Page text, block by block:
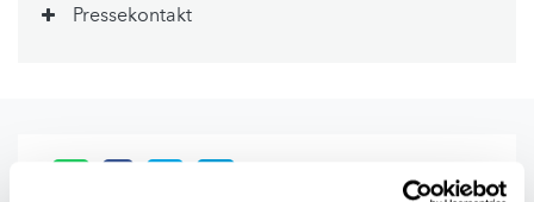
Pressekontakt